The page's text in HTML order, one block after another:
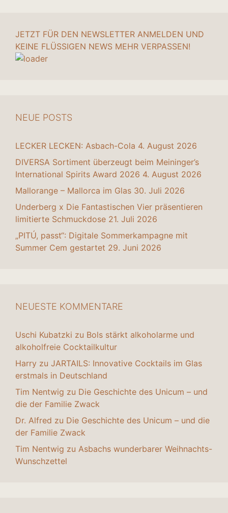
JETZT FÜR DEN NEWSLETTER ANMELDEN UND
KEINE FLÜSSIGEN NEWS MEHR VERPASSEN!
NEUE POSTS
LECKER LECKEN: Asbach-Cola 4. August 2026
DIVERSA Sortiment überzeugt beim Meininger’s
International Spirits Award 2026 4. August 2026
Mallorange – Mallorca im Glas 30. Juli 2026
Underberg x Die Fantastischen Vier präsentieren
limitierte Schmuckdose 21. Juli 2026
„PITÚ, passt“: Digitale Sommerkampagne mit
Summer Cem gestartet 29. Juni 2026
NEUESTE KOMMENTARE
Uschi Kubatzki zu Bols stärkt alkoholarme und
alkoholfreie Cocktailkultur
Harry zu JARTAILS: Innovative Cocktails im Glas
erstmals in Deutschland
Tim Nentwig zu Die Geschichte des Unicum – und
die der Familie Zwack
Dr. Alfred zu Die Geschichte des Unicum – und die
der Familie Zwack
Tim Nentwig zu Asbachs wunderbarer Weihnachts-
Wunschzettel